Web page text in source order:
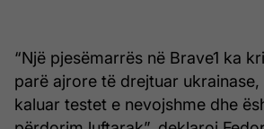
“Një pjesëmarrës në Brave1 ka
parë ajrore të drejtuar ukrainase,
kaluar testet e nevojshme dhe